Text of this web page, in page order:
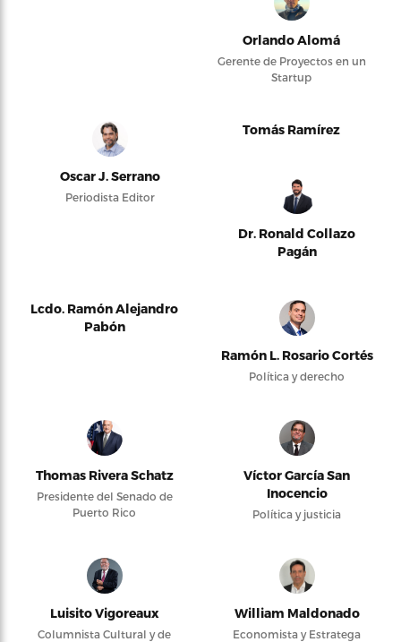
Orlando Alomá
Gerente de Proyectos en un
Startup
Oscar J. Serrano
Periodista Editor
Tomás Ramírez
Dr. Ronald Collazo
Pagán
Lcdo. Ramón Alejandro
Pabón
Ramón L. Rosario Cortés
Política y derecho
Thomas Rivera Schatz
Presidente del Senado de
Puerto Rico
Víctor García San
Inocencio
Política y justicia
Luisito Vigoreaux
Columnista Cultural y de
William Maldonado
Economista y Estratega